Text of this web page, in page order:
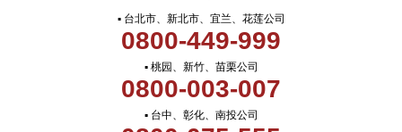
▪ 台北市、新北市、宜兰、花莲公司
0800-449-999
▪ 桃园、新竹、苗栗公司
0800-003-007
▪ 台中、彰化、南投公司